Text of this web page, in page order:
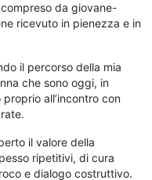
da giovane-
ricevuto in pienezza e in
il percorso della mia
che sono oggi, in
all’incontro con
il valore della
ripetitivi, di cura
e dialogo costruttivo.